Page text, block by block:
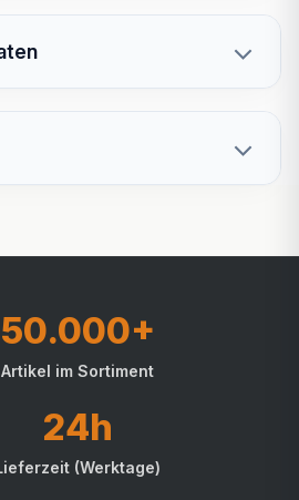
50.000+
Artikel im Sortiment
24h
(Werktage)